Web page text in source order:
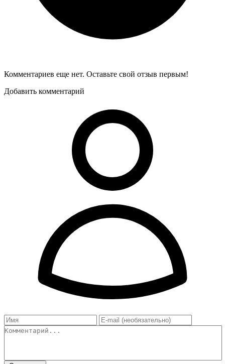
Комментариев еще нет. Оставьте свой отзыв первым!
Добавить комментарий